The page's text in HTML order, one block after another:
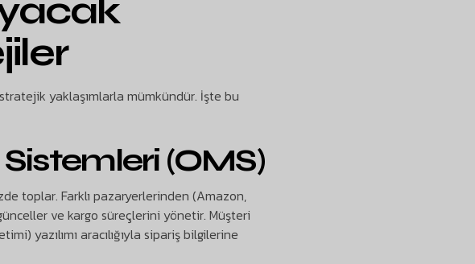
yaklaşımlarla mümkündür. İşte bu
(OMS)
toplar. Farklı pazaryerlerinden (Amazon,
ve kargo süreçlerini yönetir. Müşteri
yazılımı aracılığıyla sipariş bilgilerine